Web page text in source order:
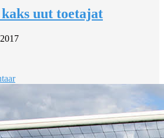
uut toetajat